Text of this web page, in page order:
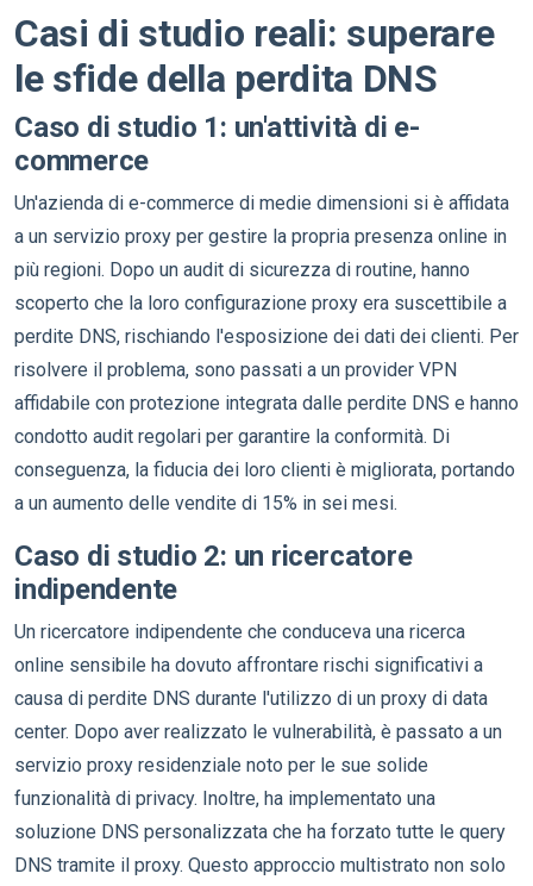
Casi di studio reali: superare
le sfide della perdita DNS
Caso di studio 1: un'attività di e-
commerce
Un'azienda di e-commerce di medie dimensioni si è affidata
a un servizio proxy per gestire la propria presenza online in
più regioni. Dopo un audit di sicurezza di routine, hanno
scoperto che la loro configurazione proxy era suscettibile a
perdite DNS, rischiando l'esposizione dei dati dei clienti. Per
risolvere il problema, sono passati a un provider VPN
affidabile con protezione integrata dalle perdite DNS e hanno
condotto audit regolari per garantire la conformità. Di
conseguenza, la fiducia dei loro clienti è migliorata, portando
a un aumento delle vendite di 15% in sei mesi.
Caso di studio 2: un ricercatore
indipendente
Un ricercatore indipendente che conduceva una ricerca
online sensibile ha dovuto affrontare rischi significativi a
causa di perdite DNS durante l'utilizzo di un proxy di data
center. Dopo aver realizzato le vulnerabilità, è passato a un
servizio proxy residenziale noto per le sue solide
funzionalità di privacy. Inoltre, ha implementato una
soluzione DNS personalizzata che ha forzato tutte le query
DNS tramite il proxy. Questo approccio multistrato non solo